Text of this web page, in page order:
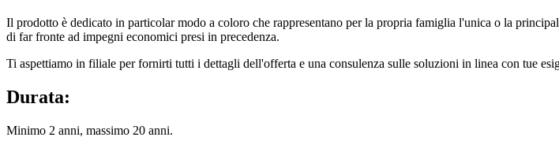
Il prodotto è dedicato in particolar modo a coloro che rappresentano per la propria famiglia l'unica o la
di far fronte ad impegni economici presi in precedenza.
Ti aspettiamo in filiale per fornirti tutti i dettagli dell'offerta e una consulenza sulle soluzioni in linea con tue
Durata:
Minimo 2 anni, massimo 20 anni.